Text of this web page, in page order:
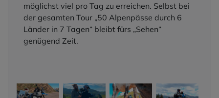
möglichst viel pro Tag zu erreichen. Selbst bei
der gesamten Tour „50 Alpenpässe durch 6
Länder in 7 Tagen“ bleibt fürs „Sehen“
genügend Zeit.